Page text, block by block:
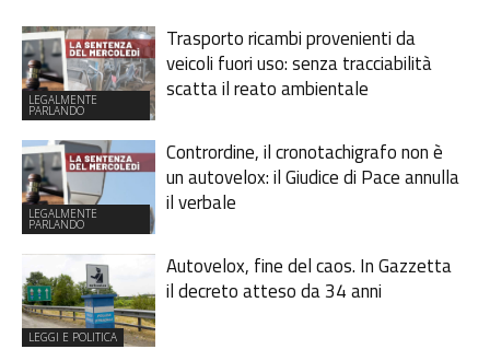
LEGALMENTE
PARLANDO
Trasporto ricambi provenienti da
veicoli fuori uso: senza tracciabilità
scatta il reato ambientale
LEGALMENTE
PARLANDO
Contrordine, il cronotachigrafo non è
un autovelox: il Giudice di Pace annulla
il verbale
LEGGI E POLITICA
Autovelox, fine del caos. In Gazzetta
il decreto atteso da 34 anni